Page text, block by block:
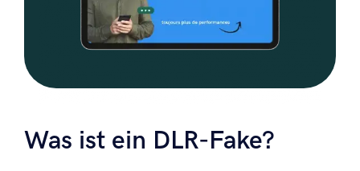
Was ist ein DLR-Fake?